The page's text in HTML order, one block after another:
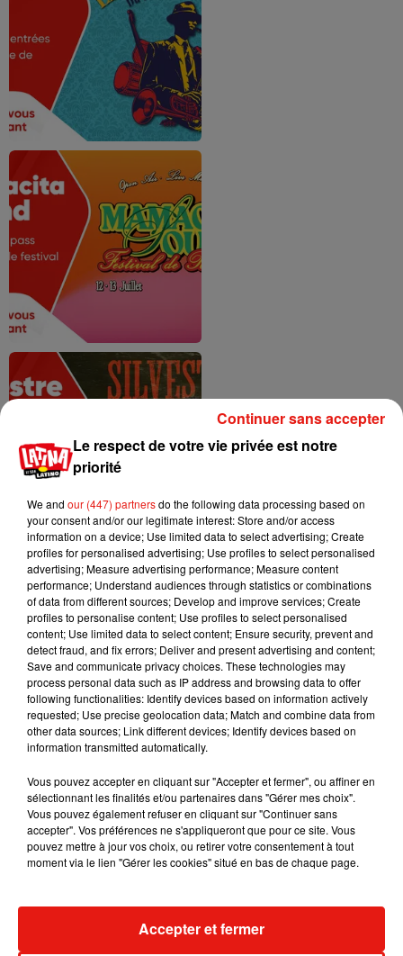
Le respect de votre vie privée est notre
priorité
We and our (447) partnersdo the following data processing based on
your consent and/or our legitimate interest: Store and/or access
information on a device; Use limited data to select advertising; Create
profiles for personalised advertising; Use profiles to select personalised
advertising; Measure advertising performance; Measure content
performance; Understand audiences through statistics or combinations
of data from different sources; Develop and improve services; Create
profiles to personalise content; Use profiles to select personalised
content; Use limited data to select content; Ensure security, prevent and
detect fraud, and fix errors; Deliver and present advertising and content;
Save and communicate privacy choices. These technologies may
process personal data such as IP address and browsing data to offer
following functionalities: Identify devices based on information actively
requested; Use precise geolocation data; Match and combine data from
other data sources; Link different devices; Identify devices based on
information transmitted automatically.
Vous pouvez accepter en cliquant sur "Accepter et fermer", ou affiner en
sélectionnant les finalités et/ou partenaires dans "Gérer mes choix".
Vous pouvez également refuser en cliquant sur "Continuer sans
accepter". Vos préférences ne s'appliqueront que pour ce site. Vous
pouvez mettre à jour vos choix, ou retirer votre consentement à tout
moment via le lien "Gérer les cookies" situé en bas de chaque page.
Accepter et fermer
Continuer sans accepter